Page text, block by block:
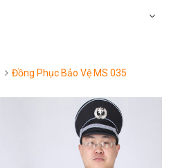
Đồng Phục Bảo Vệ MS 035